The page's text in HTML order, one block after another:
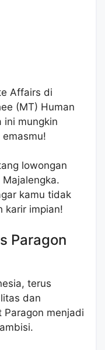
Affairs di
(MT) Human
ini mungkin
lowongan
kamu tidak
karir impian!
Paragon
terus
dan
menjadi